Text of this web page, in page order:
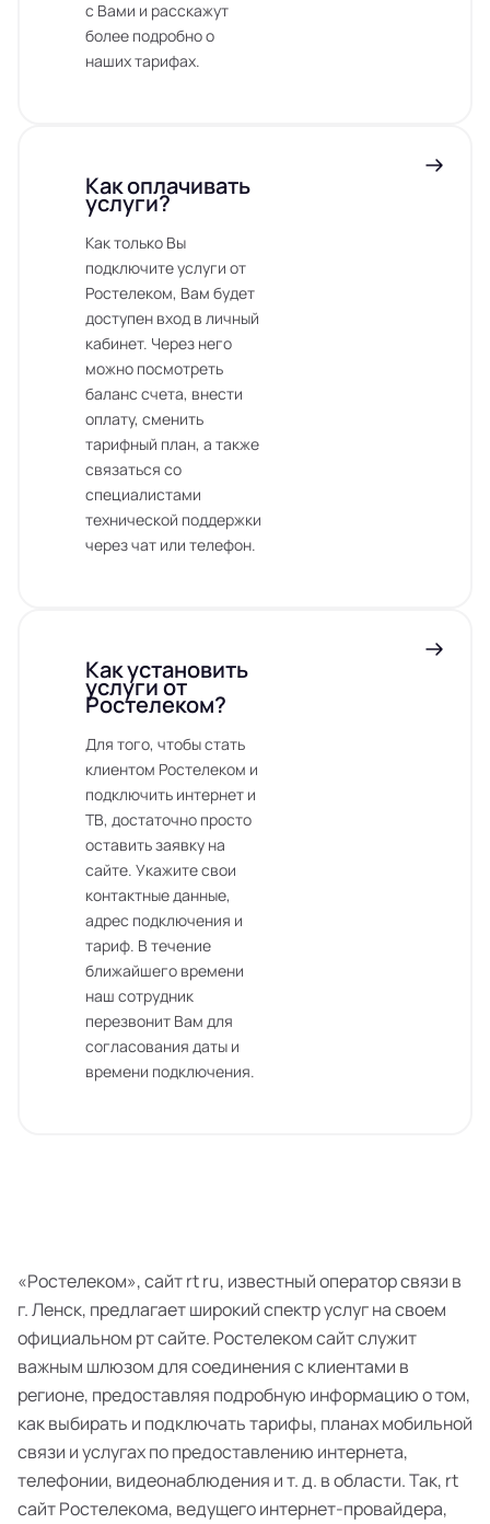
с Вами и расскажут
более подробно о
наших тарифах.
Как оплачивать
услуги?
Как только Вы
подключите услуги от
Ростелеком, Вам будет
доступен вход в личный
кабинет. Через него
можно посмотреть
баланс счета, внести
оплату, сменить
тарифный план, а также
связаться со
специалистами
технической поддержки
через чат или телефон.
Как установить
услуги от
Ростелеком?
Для того, чтобы стать
клиентом Ростелеком и
подключить интернет и
ТВ, достаточно просто
оставить заявку на
сайте. Укажите свои
контактные данные,
адрес подключения и
тариф. В течение
ближайшего времени
наш сотрудник
перезвонит Вам для
согласования даты и
времени подключения.
«Ростелеком», сайт rt ru, известный оператор связи в
г. Ленск, предлагает широкий спектр услуг на своем
официальном рт сайте. Ростелеком сайт служит
важным шлюзом для соединения с клиентами в
регионе, предоставляя подробную информацию о том,
как выбирать и подключать тарифы, планах мобильной
связи и услугах по предоставлению интернета,
телефонии, видеонаблюдения и т. д. в области. Так, rt
сайт Ростелекома, ведущего интернет-провайдера,